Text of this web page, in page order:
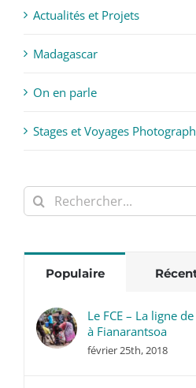
Actualités et Projets
Madagascar
On en parle
Stages et Voyages
Rechercher:
Populaire
Le FCE – La ligne
à Fianarantsoa
février 25th, 2018